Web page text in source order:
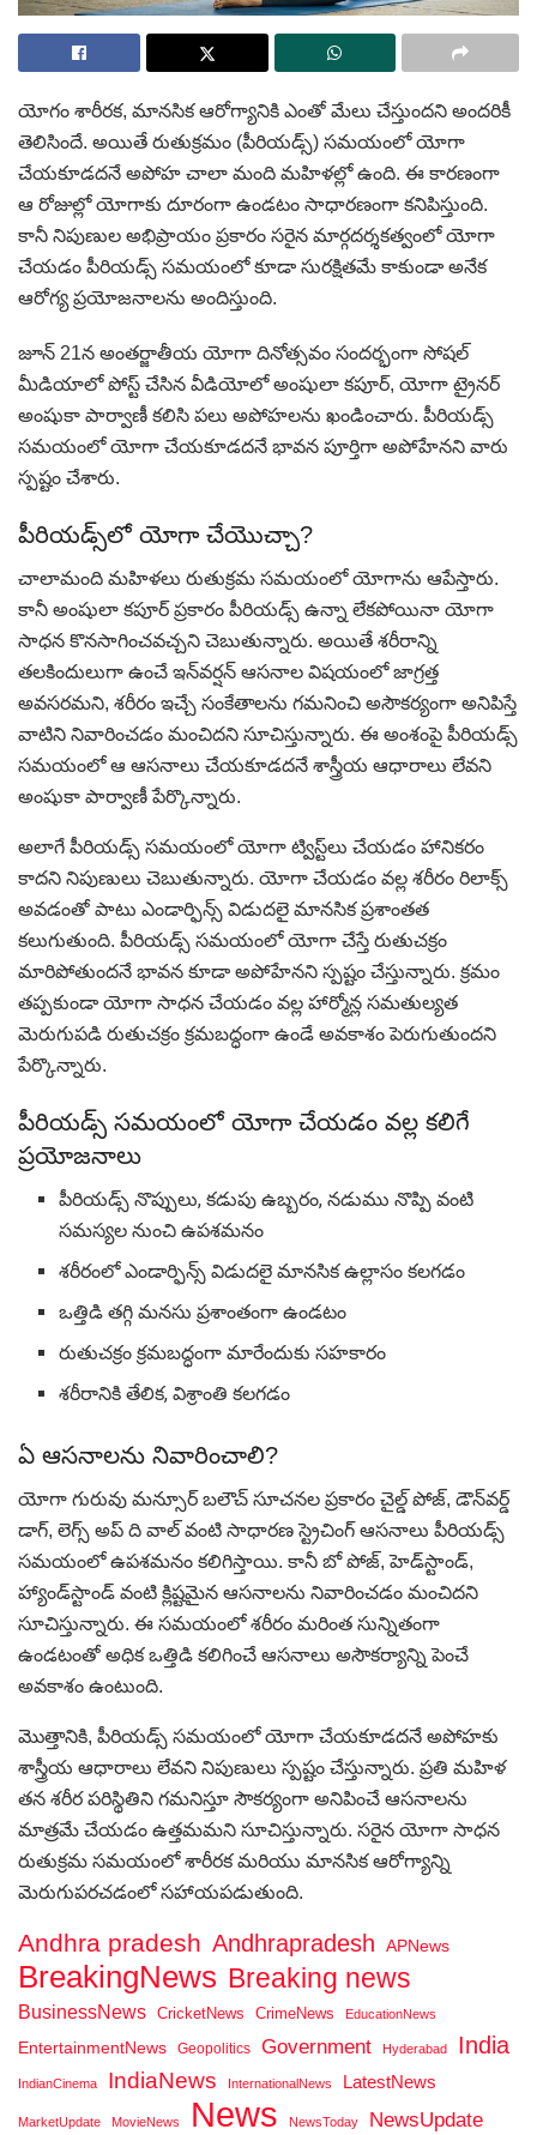
యోగం శారీరక, మానసిక ఆరోగ్యానికి ఎంతో మేలు చేస్తుందని అందరికీ
తెలిసిందే. అయితే రుతుక్రమం (పీరియడ్స్) సమయంలో యోగా
చేయకూడదనే అపోహ చాలా మంది మహిళల్లో ఉంది. ఈ కారణంగా
ఆ రోజుల్లో యోగాకు దూరంగా ఉండటం సాధారణంగా కనిపిస్తుంది.
కానీ నిపుణుల అభిప్రాయం ప్రకారం సరైన మార్గదర్శకత్వంలో యోగా
చేయడం పీరియడ్స్ సమయంలో కూడా సురక్షితమే కాకుండా అనేక
ఆరోగ్య ప్రయోజనాలను అందిస్తుంది.
జూన్ 21న అంతర్జాతీయ యోగా దినోత్సవం సందర్భంగా సోషల్
మీడియాలో పోస్ట్ చేసిన వీడియోలో అంషులా కపూర్, యోగా ట్రైనర్
అంషుకా పార్వాణీ కలిసి పలు అపోహలను ఖండించారు. పీరియడ్స్
సమయంలో యోగా చేయకూడదనే భావన పూర్తిగా అపోహేనని వారు
స్పష్టం చేశారు.
పీరియడ్స్‌లో యోగా చేయొచ్చా?
చాలామంది మహిళలు రుతుక్రమ సమయంలో యోగాను ఆపేస్తారు.
కానీ అంషులా కపూర్ ప్రకారం పీరియడ్స్ ఉన్నా లేకపోయినా యోగా
సాధన కొనసాగించవచ్చని చెబుతున్నారు. అయితే శరీరాన్ని
తలకిందులుగా ఉంచే ఇన్‌వర్షన్ ఆసనాల విషయంలో జాగ్రత్త
అవసరమని, శరీరం ఇచ్చే సంకేతాలను గమనించి అసౌకర్యంగా అనిపిస్తే
వాటిని నివారించడం మంచిదని సూచిస్తున్నారు. ఈ అంశంపై పీరియడ్స్
సమయంలో ఆ ఆసనాలు చేయకూడదనే శాస్త్రీయ ఆధారాలు లేవని
అంషుకా పార్వాణీ పేర్కొన్నారు.
అలాగే పీరియడ్స్ సమయంలో యోగా ట్విస్ట్‌లు చేయడం హానికరం
కాదని నిపుణులు చెబుతున్నారు. యోగా చేయడం వల్ల శరీరం రిలాక్స్
అవడంతో పాటు ఎండార్ఫిన్స్ విడుదలై మానసిక ప్రశాంతత
కలుగుతుంది. పీరియడ్స్ సమయంలో యోగా చేస్తే రుతుచక్రం
మారిపోతుందనే భావన కూడా అపోహేనని స్పష్టం చేస్తున్నారు. క్రమం
తప్పకుండా యోగా సాధన చేయడం వల్ల హార్మోన్ల సమతుల్యత
మెరుగుపడి రుతుచక్రం క్రమబద్ధంగా ఉండే అవకాశం పెరుగుతుందని
పేర్కొన్నారు.
పీరియడ్స్ సమయంలో యోగా చేయడం వల్ల కలిగే
ప్రయోజనాలు
పీరియడ్స్ నొప్పులు, కడుపు ఉబ్బరం, నడుము నొప్పి వంటి
సమస్యల నుంచి ఉపశమనం
శరీరంలో ఎండార్ఫిన్స్ విడుదలై మానసిక ఉల్లాసం కలగడం
ఒత్తిడి తగ్గి మనసు ప్రశాంతంగా ఉండటం
రుతుచక్రం క్రమబద్ధంగా మారేందుకు సహకారం
శరీరానికి తేలిక, విశ్రాంతి కలగడం
ఏ ఆసనాలను నివారించాలి?
యోగా గురువు మన్సూర్ బలౌచ్ సూచనల ప్రకారం చైల్డ్ పోజ్, డౌన్‌వర్డ్
డాగ్, లెగ్స్ అప్ ది వాల్ వంటి సాధారణ స్ట్రెచింగ్ ఆసనాలు పీరియడ్స్
సమయంలో ఉపశమనం కలిగిస్తాయి. కానీ బో పోజ్, హెడ్‌స్టాండ్,
హ్యాండ్‌స్టాండ్ వంటి క్లిష్టమైన ఆసనాలను నివారించడం మంచిదని
సూచిస్తున్నారు. ఈ సమయంలో శరీరం మరింత సున్నితంగా
ఉండటంతో అధిక ఒత్తిడి కలిగించే ఆసనాలు అసౌకర్యాన్ని పెంచే
అవకాశం ఉంటుంది.
మొత్తానికి, పీరియడ్స్ సమయంలో యోగా చేయకూడదనే అపోహకు
శాస్త్రీయ ఆధారాలు లేవని నిపుణులు స్పష్టం చేస్తున్నారు. ప్రతి మహిళ
తన శరీర పరిస్థితిని గమనిస్తూ సౌకర్యంగా అనిపించే ఆసనాలను
మాత్రమే చేయడం ఉత్తమమని సూచిస్తున్నారు. సరైన యోగా సాధన
రుతుక్రమ సమయంలో శారీరక మరియు మానసిక ఆరోగ్యాన్ని
మెరుగుపరచడంలో సహాయపడుతుంది.
Andhra pradesh Andhrapradesh APNews
BreakingNews Breaking news
BusinessNews CricketNews CrimeNews EducationNews
EntertainmentNews Geopolitics Government Hyderabad India
IndianCinema IndiaNews InternationalNews LatestNews
MarketUpdate MovieNews News NewsToday NewsUpdate